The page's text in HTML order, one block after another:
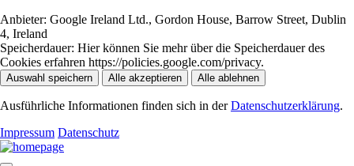
Anbieter: Google Ireland Ltd., Gordon House, Barrow Street, Dublin
4, Ireland
Speicherdauer: Hier können Sie mehr über die Speicherdauer des
Cookies erfahren https://policies.google.com/privacy.
Auswahl speichern Alle akzeptieren Alle ablehnen
Ausführliche Informationen finden sich in derDatenschutzerklärung.
Impressum Datenschutz